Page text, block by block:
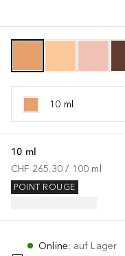
10 ml
10 ml
CHF 265.30 / 100 ml
POINT ROUGE
Online: auf Lager